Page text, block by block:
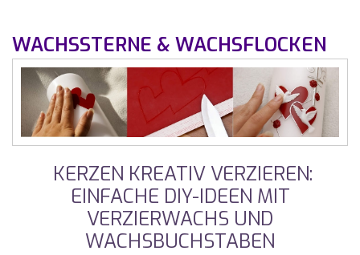
WACHSSTERNE & WACHSFLOCKEN
KERZEN KREATIV VERZIEREN:
EINFACHE DIY-IDEEN MIT
VERZIERWACHS UND
WACHSBUCHSTABEN